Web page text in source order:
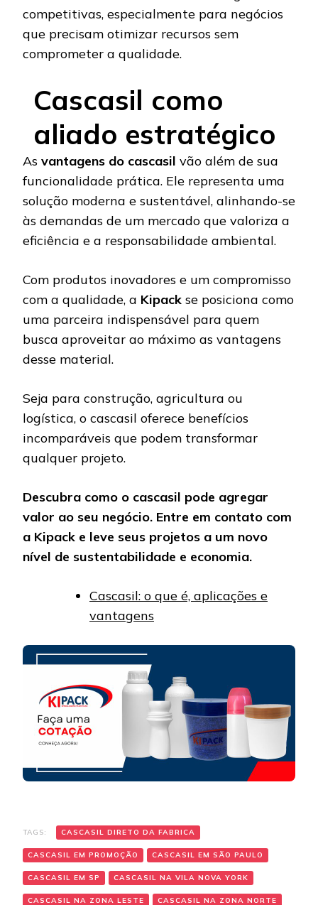
competitivas, especialmente para negócios
que precisam otimizar recursos sem
comprometer a qualidade.
Cascasil como
aliado estratégico
As vantagens do cascasil vão além de sua
funcionalidade prática. Ele representa uma
solução moderna e sustentável, alinhando-se
às demandas de um mercado que valoriza a
eficiência e a responsabilidade ambiental.
Com produtos inovadores e um compromisso
com a qualidade, a Kipack se posiciona como
uma parceira indispensável para quem
busca aproveitar ao máximo as vantagens
desse material.
Seja para construção, agricultura ou
logística, o cascasil oferece benefícios
incomparáveis que podem transformar
qualquer projeto.
Descubra como o cascasil pode agregar
valor ao seu negócio. Entre em contato com
a Kipack e leve seus projetos a um novo
nível de sustentabilidade e economia.
Cascasil: o que é, aplicações e
vantagens
TAGS: CASCASIL DIRETO DA FABRICA
CASCASIL EM PROMOÇÃO CASCASIL EM SÃO PAULO
CASCASIL EM SP CASCASIL NA VILA NOVA YORK
CASCASIL NA ZONA LESTE CASCASIL NA ZONA NORTE